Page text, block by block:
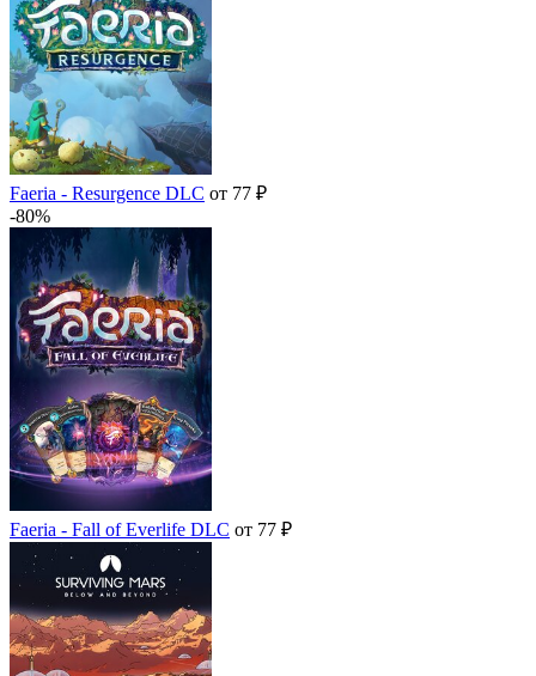
Faeria - Resurgence DLC от 77 ₽
-80%
Faeria - Fall of Everlife DLC от 77 ₽